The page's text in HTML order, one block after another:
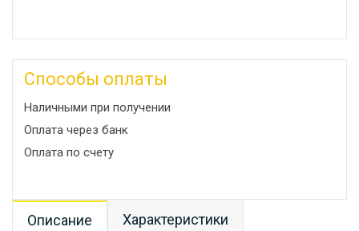
Способы оплаты
Наличными при получении
Оплата через банк
Оплата по счету
Описание Характеристики